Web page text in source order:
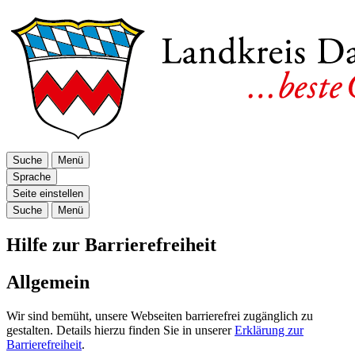
Suche
Menü
Sprache
Seite einstellen
Suche
Menü
Hilfe zur Barrierefreiheit
Allgemein
Wir sind bemüht, unsere Webseiten barrierefrei zugänglich zu
gestalten. Details hierzu finden Sie in unsererErklärung zur
Barrierefreiheit.